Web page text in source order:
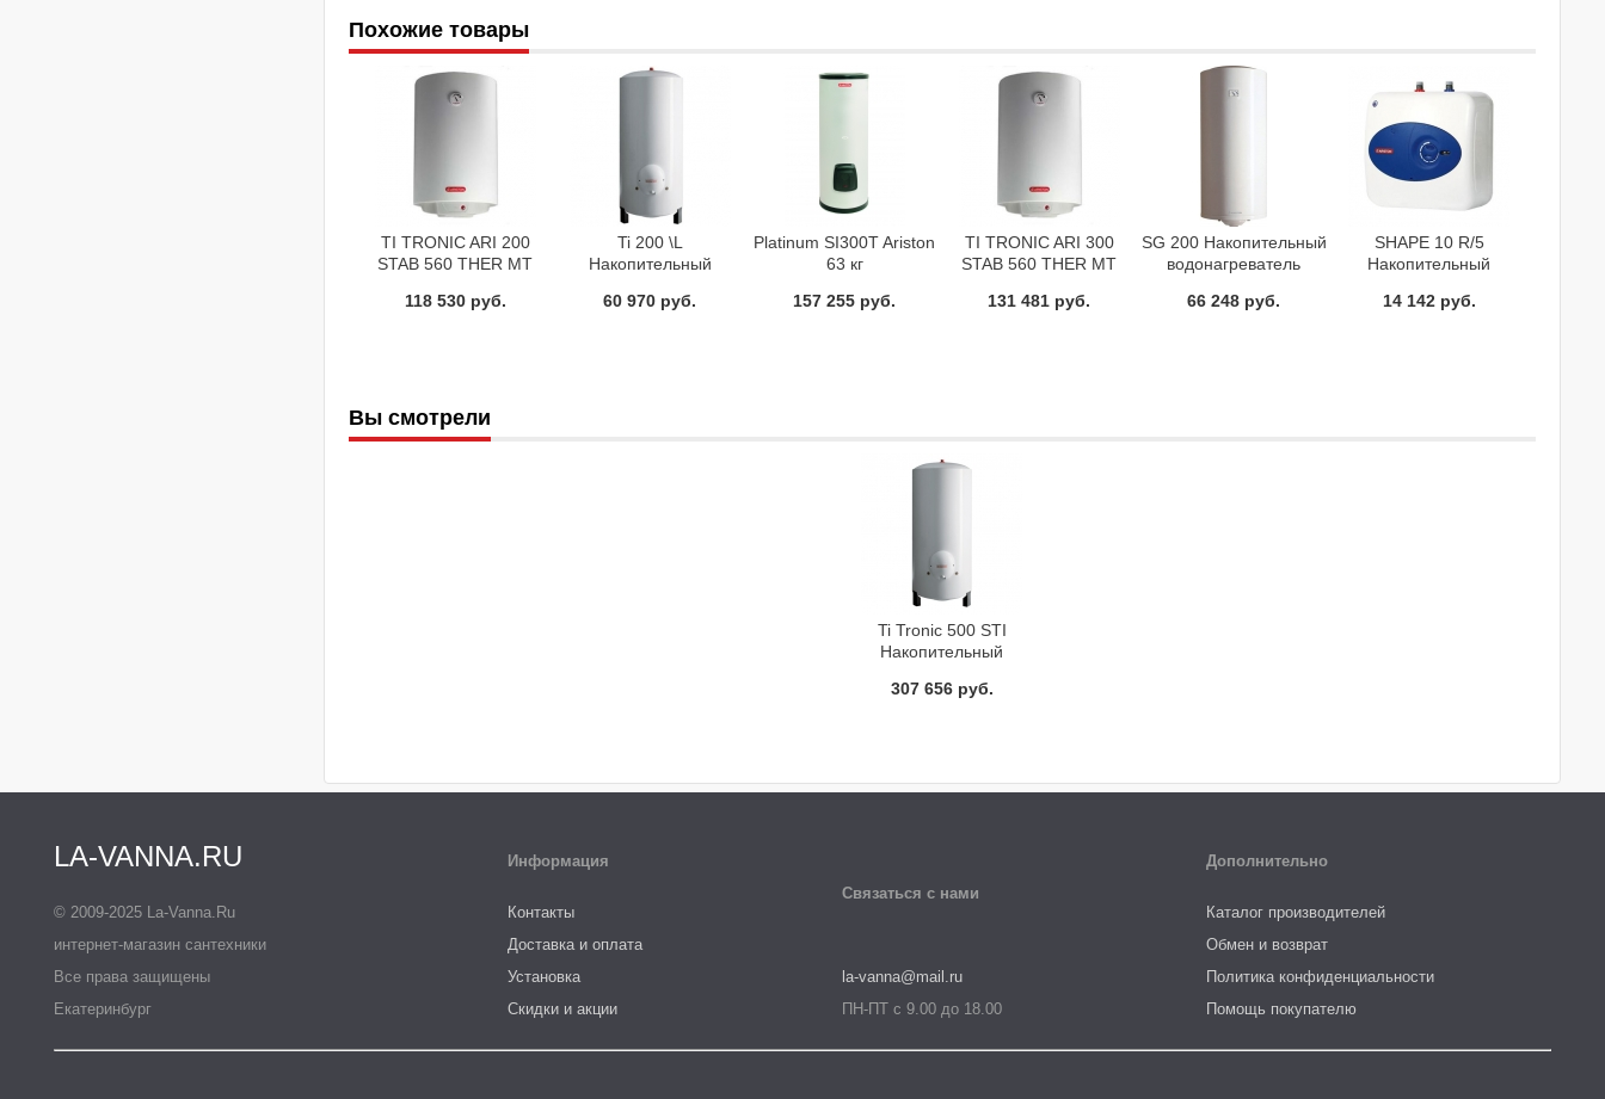
Похожие товары
TI TRONIC ARI 200
STAB 560 THER MT
водонагреватель
118 530 руб.
Ti 200 \L
Накопительный
Ariston
60 970 руб.
Platinum SI300T Ariston
63 кг
157 255 руб.
TI TRONIC ARI 300
STAB 560 THER MT
водонагреватель
131 481 руб.
SG 200 Накопительный
водонагреватель
66 248 руб.
SHAPE 10 R/5
Накопительный
Ariston
14 142 руб.
Вы смотрели
Ti Tronic 500 STI
Накопительный
Ariston
307 656 руб.
LA-VANNA.RU
© 2009-2025 La-Vanna.Ru
интернет-магазин сантехники
Все права защищены
Екатеринбург
Информация
Контакты
Доставка и оплата
Установка
Скидки и акции
Связаться с нами
la-vanna@mail.ru
ПН-ПТ с 9.00 до 18.00
Дополнительно
Каталог производителей
Обмен и возврат
Политика конфиденциальности
Помощь покупателю